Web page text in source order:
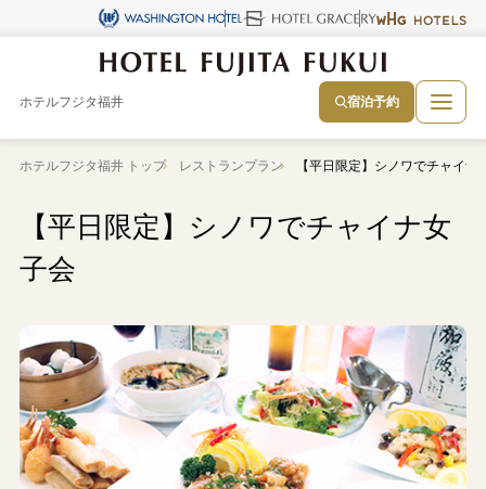
ホテルフジタ福井 宿泊予約
ホテルフジタ福井 トップ レストランプラン 【平日限定】シノワでチャイナ
【平日限定】シノワでチャイナ女
子会